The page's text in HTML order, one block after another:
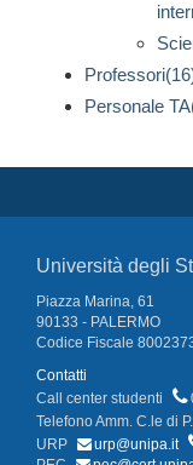
Personale
Università degli
Piazza Marina, 61
90133 - PALERMO
Codice Fiscale
Contatti
Call center studenti
Telefono Amm. C.le di
URP
urp@unipa.it